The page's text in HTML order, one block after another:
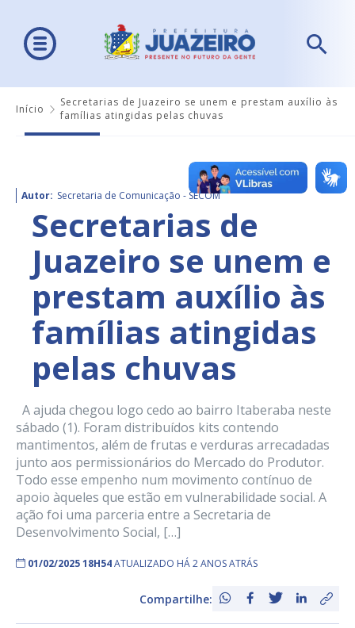
Início
Secretarias de Juazeiro se unem e prestam auxílio às
famílias atingidas pelas chuvas
Autor: Secretaria de Comunicação - SECOM
Secretarias de
Juazeiro se unem e
prestam auxílio às
famílias atingidas
pelas chuvas
A ajuda chegou logo cedo ao bairro Itaberaba neste
sábado (1). Foram distribuídos kits contendo
mantimentos, além de frutas e verduras arrecadadas
junto aos permissionários do Mercado do Produtor.
Todo esse empenho num movimento contínuo de
apoio àqueles que estão em vulnerabilidade social. A
ação foi uma parceria entre a Secretaria de
Desenvolvimento Social, […]
01/02/2025 18H54ATUALIZADO HÁ 2 ANOS ATRÁS
Compartilhe: